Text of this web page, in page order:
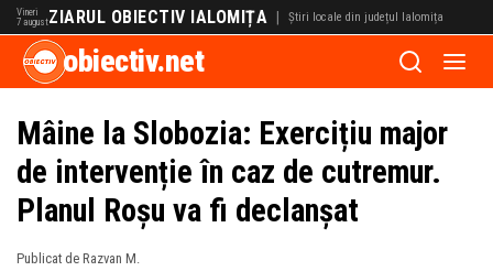
Vineri
7 augustZIARUL OBIECTIV IALOMIȚA | Știri locale din județul Ialomița
obiectiv.net
Mâine la Slobozia: Exercițiu major
de intervenție în caz de cutremur.
Planul Roșu va fi declanșat
Publicat de Razvan M.